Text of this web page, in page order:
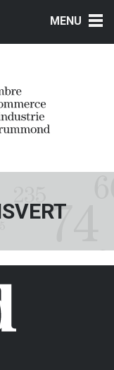
MENU